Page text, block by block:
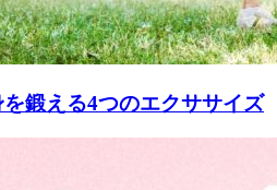
鍛える4つのエクササイズ